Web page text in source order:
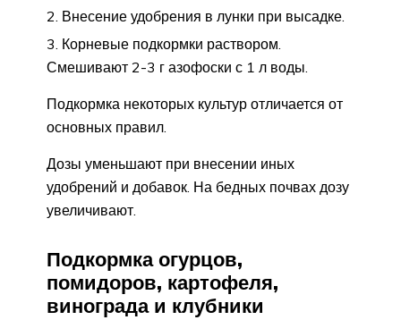
Внесение удобрения в лунки при высадке.
Корневые подкормки раствором.
Смешивают 2-3 г азофоски с 1 л воды.
Подкормка некоторых культур отличается от
основных правил.
Дозы уменьшают при внесении иных
удобрений и добавок. На бедных почвах дозу
увеличивают.
Подкормка огурцов,
помидоров, картофеля,
винограда и клубники